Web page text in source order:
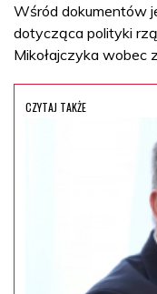
Wśród dokumentów
dotycząca polityki
Mikołajczyka wobec
CZYTAJ TAKŻE